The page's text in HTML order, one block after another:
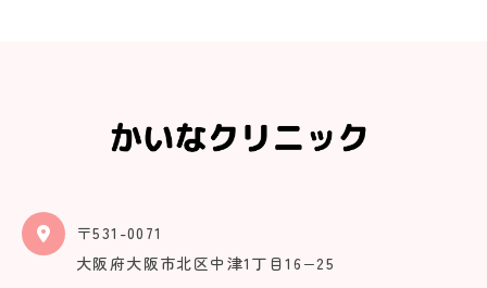
〒531-0071
大阪府大阪市北区中津1丁目16−25